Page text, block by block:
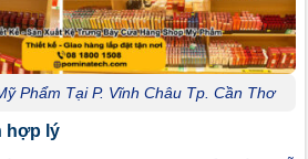
Phẩm Tại P. Vĩnh Châu Tp. Cần Thơ
hợp lý